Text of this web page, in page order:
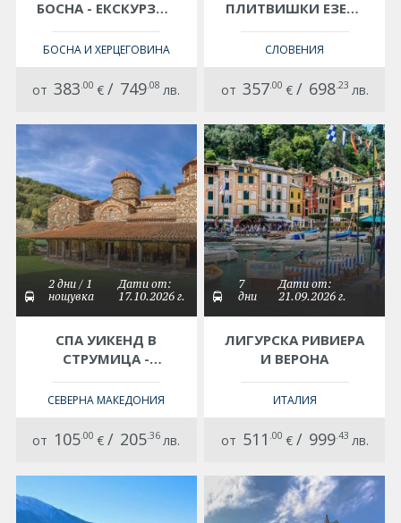
БОСНА - ЕКСКУРЗИЯ
С АВТОБУС
БОСНА И ХЕРЦЕГОВИНА
от 383.00 €/ 749.08 лв.
ПЛИТВИШКИ ЕЗЕРА
- ЗАГРЕБ -
ЛЮБЛЯНА
СЛОВЕНИЯ
от 357.00 € / 698.23 лв.
2 дни / 1
нощувка
Дати от:
17.10.2026 г.
СПА УИКЕНД В
СТРУМИЦА -
ЕКСКУРЗИЯ С
АВТОБУС
СЕВЕРНА МАКЕДОНИЯ
от 105.00 €/ 205.36 лв.
7
дни
Дати от:
21.09.2026 г.
ЛИГУРСКА РИВИЕРА
И ВЕРОНА
ИТАЛИЯ
от 511 .00 € / 999.43 лв.